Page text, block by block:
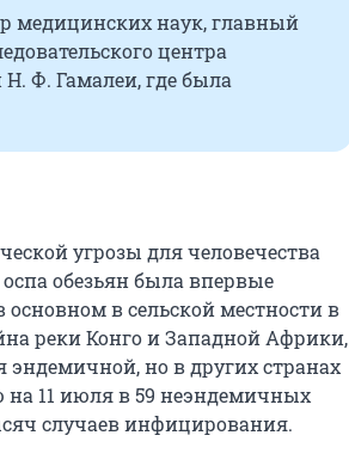
медицинских наук, главный
центра
Ф. Гамалеи, где была
угрозы для человечества
оспа обезьян была впервые
основном в сельской местности в
реки Конго и Западной Африки,
эндемичной, но в других странах
на 11 июля в 59 неэндемичных
случаев инфицирования.